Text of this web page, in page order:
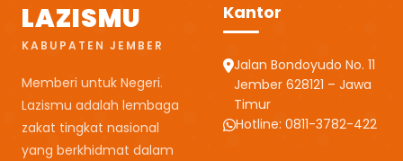
LAZISMU
KABUPATEN JEMBER
Memberi untuk Negeri.
Lazismu adalah lembaga
zakat tingkat nasional
yang berkhidmat dalam
Kantor
Jalan Bondoyudo No. 11
Jember 628121 – Jawa
Timur
Hotline: 0811-3782-422